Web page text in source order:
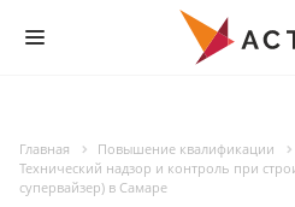
Главная Повышение квалификации
Технический надзор и контроль при
супервайзер) в Самаре